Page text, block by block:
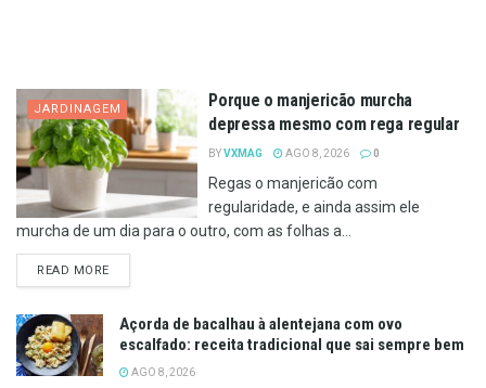
JARDINAGEM
Porque o manjericão murcha
depressa mesmo com rega regular
BYVXMAG AGO 8, 2026 0
Regas o manjericão com
regularidade, e ainda assim ele
murcha de um dia para o outro, com as folhas a...
READ MOREDETAILS
Açorda de bacalhau à alentejana com ovo
escalfado: receita tradicional que sai sempre bem
AGO 8, 2026